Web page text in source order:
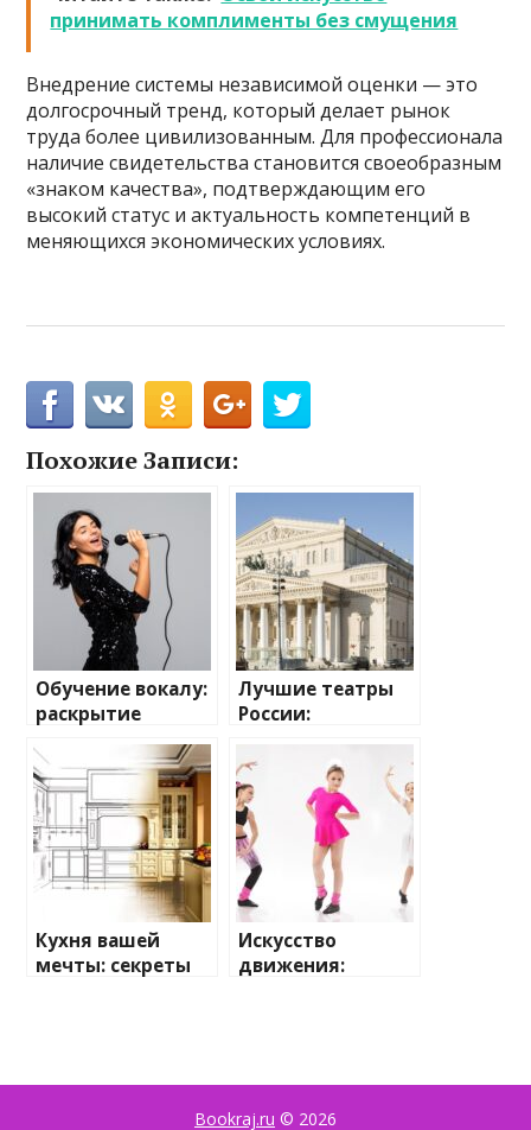
принимать комплименты без смущения
Внедрение системы независимой оценки — это
долгосрочный тренд, который делает рынок
труда более цивилизованным. Для профессионала
наличие свидетельства становится своеобразным
«знаком качества», подтверждающим его
высокий статус и актуальность компетенций в
меняющихся экономических условиях.
Похожие Записи:
Обучение вокалу:
раскрытие
певческого
потенциала
Лучшие театры
России:
сокровищница
искусства и
культуры
Кухня вашей
мечты: секреты
Искусство
движения:
Bookraj.ru © 2026